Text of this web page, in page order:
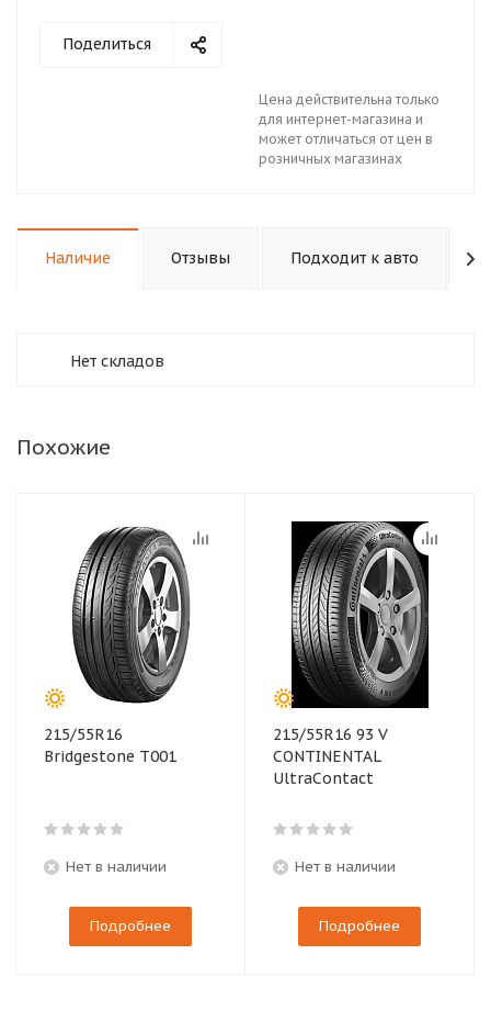
Поделиться
Цена действительна только
для интернет-магазина и
может отличаться от цен в
розничных магазинах
Наличие Отзывы Подходит к авто
Нет складов
Похожие
215/55R16
Bridgestone T001
Нет в наличии
Подробнее
215/55R16 93 V
CONTINENTAL
UltraContact
Нет в наличии
Подробнее